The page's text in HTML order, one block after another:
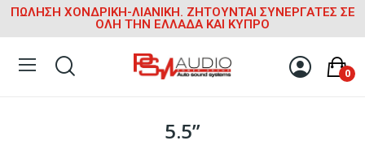
ΠΩΛΗΣΗ ΧΟΝΔΡΙΚΗ-ΛΙΑΝΙΚΗ. ΖΗΤΟΥΝΤΑΙ ΣΥΝΕΡΓΑΤΕΣ ΣΕ
ΟΛΗ ΤΗΝ ΕΛΛΑΔΑ ΚΑΙ ΚΥΠΡΟ
0
5.5”